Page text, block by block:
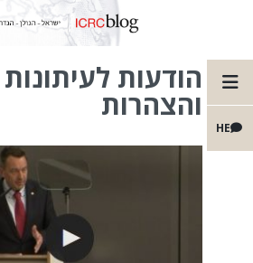
HE
הודעות לעיתונות
והצהרות